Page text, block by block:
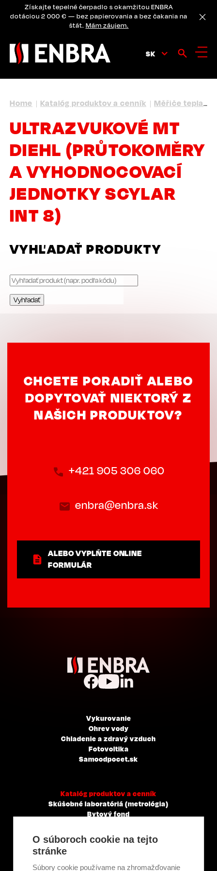
Získajte tepelné čerpadlo s okamžitou ENBRA
dotáciou 2 000 € — bez papierovania a bez čakania na
štát. Mám záujem.
SK
BREADCRUMB
Home Katalóg produktov a cenník Měřiče tepla
ULTRAZVUKOVÉ MT
DIEHL (PRŮTOKOMĚRY
A VYHODNOCOVACÍ
JEDNOTKY SCYLAR
INT 8)
VYHĽADAŤ PRODUKTY
CHCETE PORADIŤ ALEBO
DOPYTOVAŤ NIEKTORÝ Z
NAŠICH PRODUKTOV?
+421 905 306 060
enbra@enbra.sk
ALEBO VYPLŇTE ONLINE
FORMULÁR
Vykurovanie
Ohrev vody
Chladenie a zdravý vzduch
Fotovoltika
Samoodpocet.sk
Katalóg produktov a cenník
Skúšobné laboratóriá (metrológia)
Bytový fond
Mestá a obce
Tepelné elektrárne a priemysel
Developeri
O súboroch cookie na tejto
stránke
Súbory cookie používame na zhromažďovanie